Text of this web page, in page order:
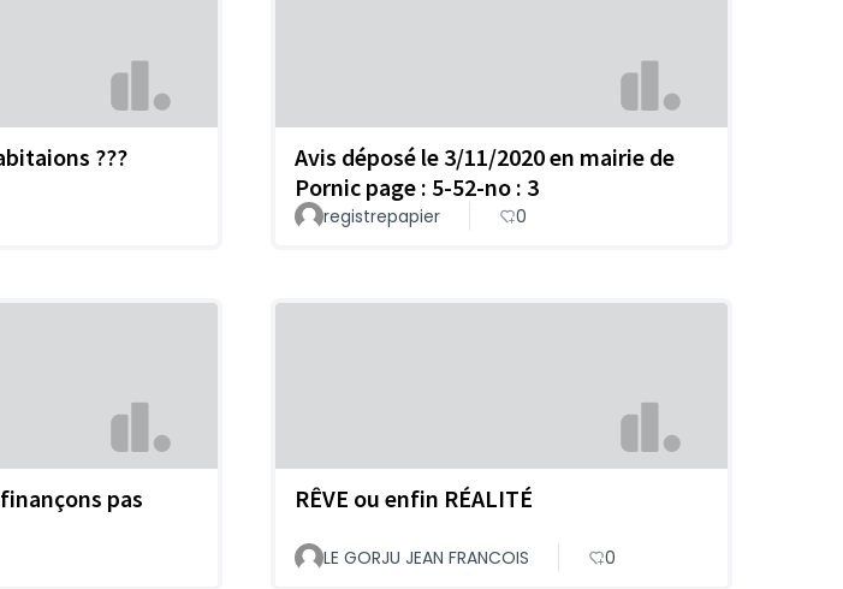
???
Avis déposé le 3/11/2020 en mairie de
Pornic page : 5-52-no : 3
registrepapier 0
pas
RÊVE ou enfin RÉALITÉ
LE GORJU JEAN FRANCOIS 0